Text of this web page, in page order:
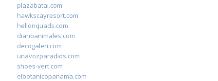
plazabatai.com
hawkscayresort.com
hellonquads.com
diarioanimales.com
decogaleri.com
unavozparadios.com
shoes-vert.com
elbotanicopanama.com